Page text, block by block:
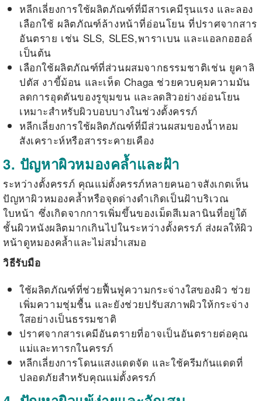
หลีกเลี่ยงการใช้ผลิตภัณฑ์ที่มีสารเคมีรุนแรง และลอง
เลือกใช้ ผลิตภัณฑ์ล้างหน้าที่อ่อนโยน ที่ปราศจากสาร
อันตราย เช่น SLS, SLES,พาราเบน และแอลกอฮอล์
เป็นต้น
เลือกใช้ผลิตภัณฑ์ที่ส่วนผสมจากธรรมชาติเช่น ยูคาลิ
ปตัส งาขี้ม้อน และเห็ด Chaga ช่วยควบคุมความมัน
ลดการอุดตันของรูขุมขน และลดสิวอย่างอ่อนโยน
เหมาะสำหรับผิวบอบบางในช่วงตั้งครรภ์
หลีกเลี่ยงการใช้ผลิตภัณฑ์ที่มีส่วนผสมของน้ำหอม
สังเคราะห์หรือสารระคายเคือง
3. ปัญหาผิวหมองคล้ำและฝ้า
ระหว่างตั้งครรภ์ คุณแม่ตั้งครรภ์หลายคนอาจสังเกตเห็น
ปัญหาผิวหมองคล้ำหรือจุดด่างดำเกิดเป็นฝ้าบริเวณ
ใบหน้า ซึ่งเกิดจากการเพิ่มขึ้นของเม็ดสีเมลานินที่อยู่ใต้
ชั้นผิวหนังผลิตมากเกินไปในระหว่างตั้งครรภ์ ส่งผลให้ผิว
หน้าดูหมองคล้ำและไม่สม่ำเสมอ
วิธีรับมือ
ใช้ผลิตภัณฑ์ที่ช่วยฟื้นฟูความกระจ่างใสของผิว ช่วย
เพิ่มความชุ่มชื้น และยังช่วยปรับสภาพผิวให้กระจ่าง
ใสอย่างเป็นธรรมชาติ
ปราศจากสารเคมีอันตรายที่อาจเป็นอันตรายต่อคุณ
แม่และทารกในครรภ์
หลีกเลี่ยงการโดนแสงแดดจัด และใช้ครีมกันแดดที่
ปลอดภัยสำหรับคุณแม่ตั้งครรภ์